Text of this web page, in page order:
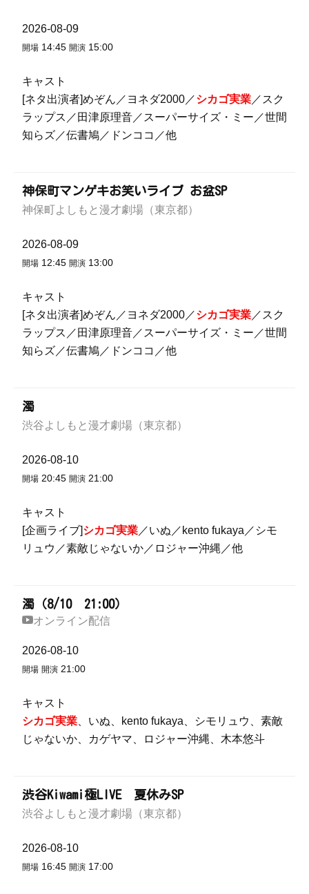
2026-08-09
開場 14:45 開演 15:00
キャスト
[ネタ出演者]めぞん／ヨネダ2000／シカゴ実業 ／スク
ラップス／田津原理音／スーパーサイズ・ミー／世間
知らズ／伝書鳩／ドンココ／他
神保町マンゲキお笑いライブ お盆SP
神保町よしもと漫才劇場（東京都）
2026-08-09
開場 12:45 開演 13:00
キャスト
[ネタ出演者]めぞん／ヨネダ2000／シカゴ実業 ／スク
ラップス／田津原理音／スーパーサイズ・ミー／世間
知らズ／伝書鳩／ドンココ／他
濁
渋谷よしもと漫才劇場（東京都）
2026-08-10
開場 20:45 開演 21:00
キャスト
[企画ライブ]シカゴ実業 ／いぬ／kento fukaya／シモ
リュウ／素敵じゃないか／ロジャー沖縄／他
濁（8/10 21:00）
オンライン配信
2026-08-10
開場 開演 21:00
キャスト
シカゴ実業 、いぬ、kento fukaya、シモリュウ、素敵
じゃないか、カゲヤマ、ロジャー沖縄、木本悠斗
渋谷Kiwami極LIVE 夏休みSP
渋谷よしもと漫才劇場（東京都）
2026-08-10
開場 16:45 開演 17:00